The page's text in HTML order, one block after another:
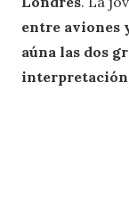
entre aviones
aúna las dos
interpretación